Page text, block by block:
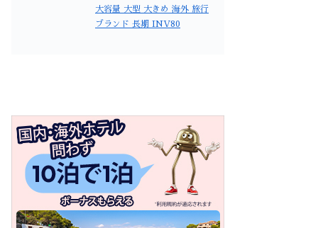
大容量 大型 大きめ 海外 旅行
ブランド 長期 INV80